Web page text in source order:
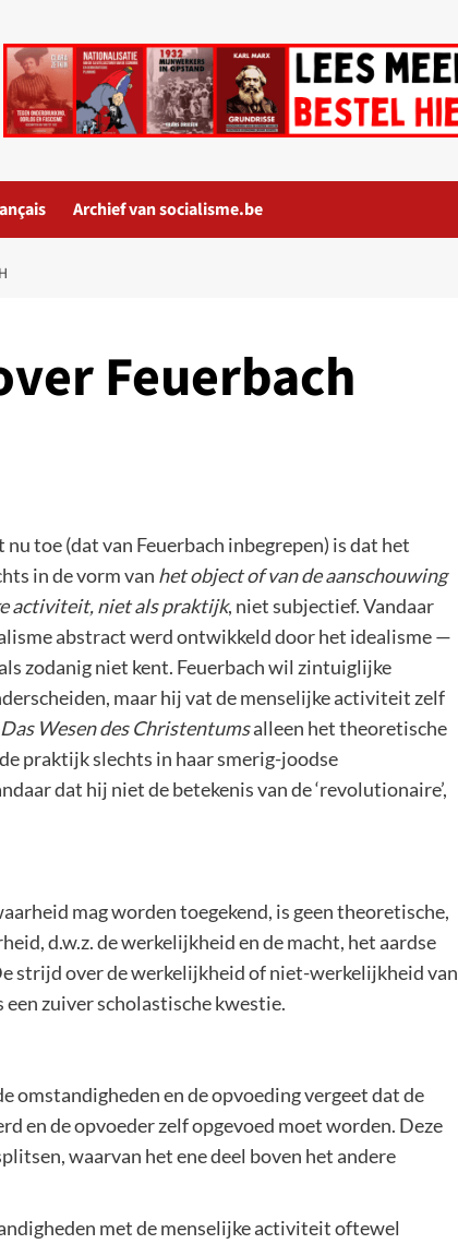
Archief van socialisme.be
Feuerbach
toe (dat van Feuerbach inbegrepen) is dat het
in de vorm van het object of van de aanschouwing
activiteit, niet als praktijk, niet subjectief. Vandaar
abstract werd ontwikkeld door het idealisme —
zodanig niet kent. Feuerbach wil zintuiglijke
maar hij vat de menselijke activiteit zelf
Das Wesen des Christentumsalleen het theoretische
praktijk slechts in haar smerig-joodse
dat hij niet de betekenis van de ‘revolutionaire’,
mag worden toegekend, is geen theoretische,
d.w.z. de werkelijkheid en de macht, het aardse
strijd over de werkelijkheid of niet-werkelijkheid van
zuiver scholastische kwestie.
omstandigheden en de opvoeding vergeet dat de
en de opvoeder zelf opgevoed moet worden. Deze
waarvan het ene deel boven het andere
met de menselijke activiteit oftewel